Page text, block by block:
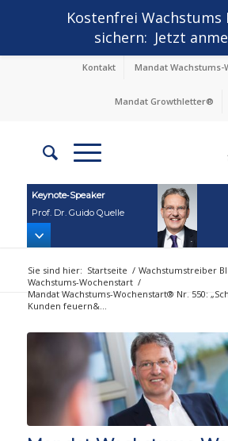
Kontakt Mandat Wachstums-
Mandat Growthletter®
Keynote‑Speaker
Prof. Dr. Guido Quelle
Sie sind hier: Startseite / Wachstumstreiber
Wachstums-Wochenstart /
Mandat Wachstums-Wochenstart® Nr. 550:
Kunden feuern&...
Kostenfrei Wachstums
sichern: Jetzt